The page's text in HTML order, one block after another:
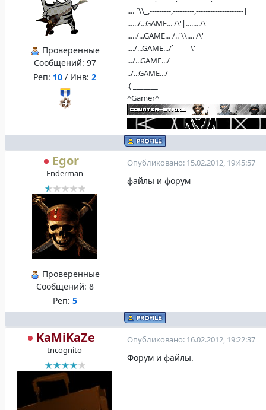
Проверенные
Сообщений: 97
Реп: 10 / Инв: 2
.... `\\_,---------,---------,--------------------|
....../...GAME... /\'|......../\'
...../...GAME... /..`\\.... /\'
..../...GAME.../`-------\'
.../...GAME.../
../...GAME.../
.( _______
^Gamer^
Egor
Enderman
Проверенные
Сообщений: 8
Реп: 5
Опубликовано: 15.02.2012, 19:45:57
файлы и форум
KaMiKaZe
Incognito
Опубликовано: 16.02.2012, 19:22:37
Форум и файлы.